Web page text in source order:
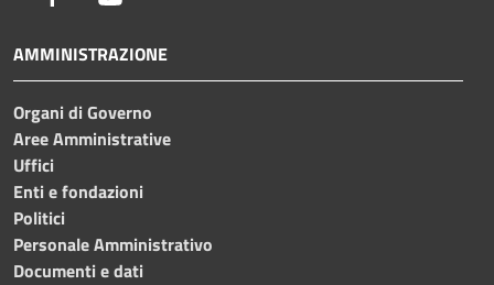
AMMINISTRAZIONE
Organi di Governo
Aree Amministrative
Uffici
Enti e fondazioni
Politici
Personale Amministrativo
Documenti e dati